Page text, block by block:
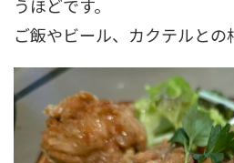
うほどです。
ご飯やビール、カクテルとの